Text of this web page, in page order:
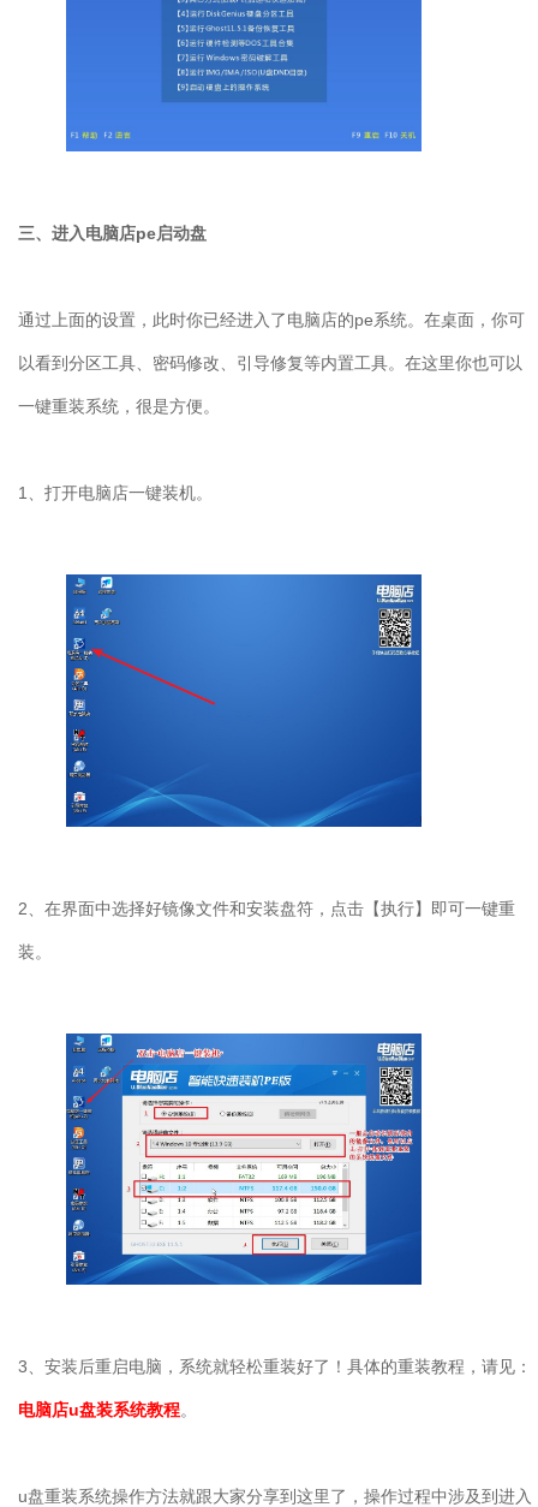
三、进入电脑店pe启动盘
通过上面的设置，此时你已经进入了电脑店的pe系统。在桌面，你可
以看到分区工具、密码修改、引导修复等内置工具。在这里你也可以
一键重装系统，很是方便。
1、打开电脑店一键装机。
2、在界面中选择好镜像文件和安装盘符，点击【执行】即可一键重
装。
3、安装后重启电脑，系统就轻松重装好了！具体的重装教程，请见：
电脑店u盘装系统教程。
u盘重装系统操作方法就跟大家分享到这里了，操作过程中涉及到进入